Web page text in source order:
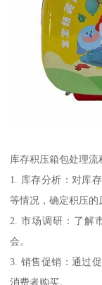
库存积压箱包处理流
1. 库存分析：对库
等情况，确定积压的
2. 市场调研：了解
会。
3. 销售促销：通过
消费者购买。